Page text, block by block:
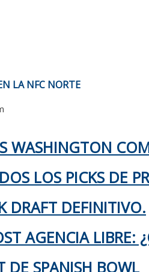
LA NFC NORTE
WASHINGTON
LOS PICKS DE
DRAFT DEFINITIVO.
AGENCIA LIBRE:
DE SPANISH BOWL